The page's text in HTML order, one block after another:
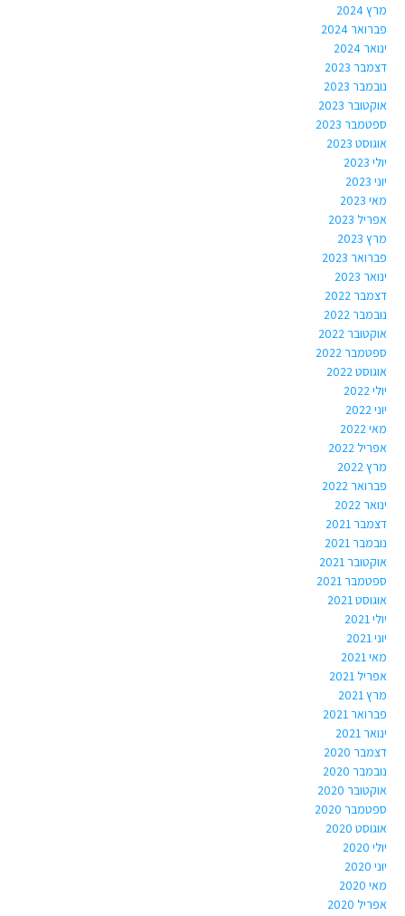
מרץ 2024
פברואר 2024
ינואר 2024
דצמבר 2023
נובמבר 2023
אוקטובר 2023
ספטמבר 2023
אוגוסט 2023
יולי 2023
יוני 2023
מאי 2023
אפריל 2023
מרץ 2023
פברואר 2023
ינואר 2023
דצמבר 2022
נובמבר 2022
אוקטובר 2022
ספטמבר 2022
אוגוסט 2022
יולי 2022
יוני 2022
מאי 2022
אפריל 2022
מרץ 2022
פברואר 2022
ינואר 2022
דצמבר 2021
נובמבר 2021
אוקטובר 2021
ספטמבר 2021
אוגוסט 2021
יולי 2021
יוני 2021
מאי 2021
אפריל 2021
מרץ 2021
פברואר 2021
ינואר 2021
דצמבר 2020
נובמבר 2020
אוקטובר 2020
ספטמבר 2020
אוגוסט 2020
יולי 2020
יוני 2020
מאי 2020
אפריל 2020